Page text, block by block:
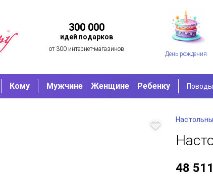
300 000
идей подарков
от 300 интернет-магазинов
День рождения
Кому Мужчине Женщине Ребенку Поводы
48 511